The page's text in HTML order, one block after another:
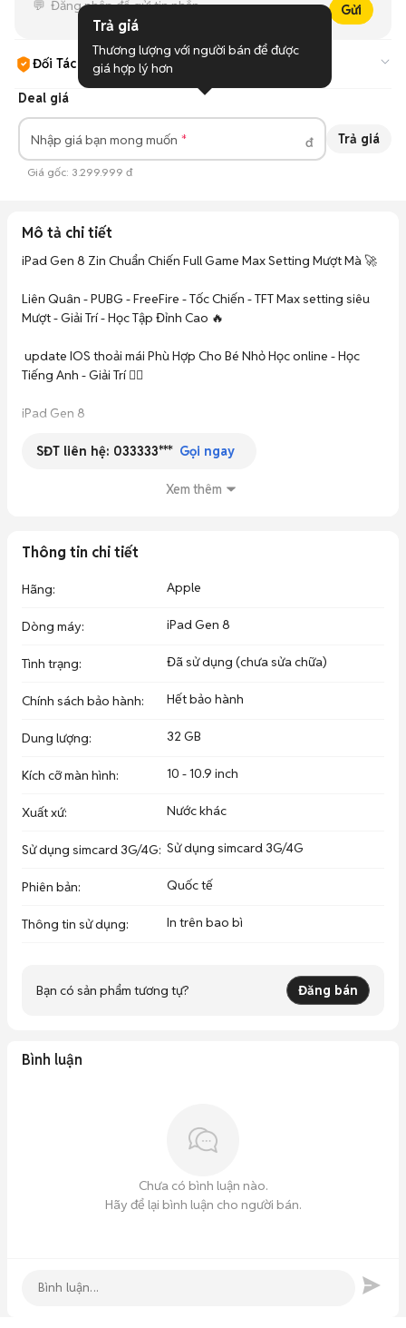
Gửi
Đối Tác Chợ Tốt
Cam kết hàng đúng mô tả, bảo hành ít nhất 3 tháng, hỗ trợ đổi
Deal giá
Nhập giá bạn mong muốn đ Trả giá
Giá gốc: 3.299.999 đ
Mô tả chi tiết
iPad Gen 8 Zin Chuẩn Chiến Full Game Max Setting Mượt Mà 🚀
Liên Quân - PUBG - FreeFire - Tốc Chiến - TFT Max setting siêu
Mượt - Giải Trí - Học Tập Đỉnh Cao 🔥
Tiếng Anh - Giải Trí 👌🏻
iPad Gen 8
Wifi Only
4G/wifi
32Gb Máy Đẹp Ngoại Hình 98 Pin Cao - 3.449.999
32GB Máy Đẹp Zin Chuẩn 3.749.999 - Màn Đẹp - pin Cao
32gb Máy Đẹp Nét Zin Chuẩn 3.949.999 - Màn Đẹp - Pin Cao
Cam Kết:
Bảo Hành Trách Nhiệm Đầy Đủ tại Cửa Hàng
Giá Tốt cho Ae lấy Số Lượng
Nhận hàng Thanh Toán
SĐT liên hệ: 033333*** Gọi ngay
Xem thêm
Thông tin chi tiết
Hãng: Apple
Dòng máy: iPad Gen 8
Tình trạng: Đã sử dụng (chưa sửa chữa)
Chính sách bảo hành: Hết bảo hành
Dung lượng: 32 GB
Kích cỡ màn hình: 10 - 10.9 inch
Xuất xứ: Nước khác
Sử dụng simcard 3G/4G: Sử dụng simcard 3G/4G
Phiên bản: Quốc tế
Thông tin sử dụng: In trên bao bì
Bạn có sản phẩm tương tự? Đăng bán
Bình luận
Chưa có bình luận nào.
Hãy để lại bình luận cho người bán.
Trả giá
Thương lượng với người bán để được
giá hợp lý hơn